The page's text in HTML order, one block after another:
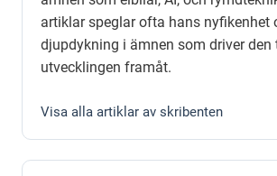
artiklar speglar ofta hans nyfikenhet
djupdykning i ämnen som driver den
utvecklingen framåt.
Visa alla artiklar av skribenten